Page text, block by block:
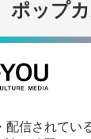
ポップ
配信されてい